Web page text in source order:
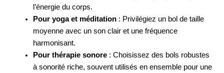
l’énergie du corps.
Pour yoga et méditation : Privilégiez un bol de taille
moyenne avec un son clair et une fréquence
harmonisant.
Pour thérapie sonore : Choisissez des bols robustes
à sonorité riche, souvent utilisés en ensemble pour une